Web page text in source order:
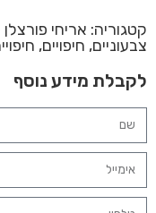
קטגוריה: אריחי פורצלן
צבעוניים, חיפויים,
לקבלת מידע נוסף